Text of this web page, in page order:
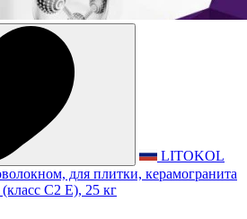
LITOKOL
для плитки, керамогранита
С2 E), 25 кг